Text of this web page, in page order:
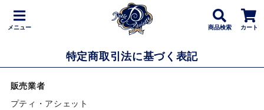
メニュー 商品検索 カート
特定商取引法に基づく表記
販売業者
プティ・アシェット